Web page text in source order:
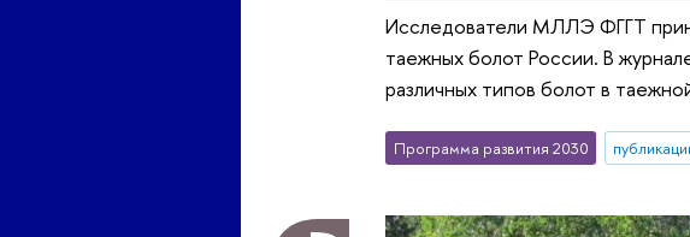
Исследователи МЛЛЭ ФГГТ
таежных болот России. В
различных типов болот в
Программа развития 2030